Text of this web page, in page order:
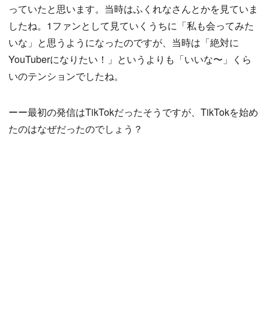
っていたと思います。当時はふくれなさんとかを見ていま
したね。1ファンとして見ていくうちに「私も会ってみた
いな」と思うようになったのですが、当時は「絶対に
YouTuberになりたい！」というよりも「いいな〜」くら
いのテンションでしたね。
ーー最初の発信はTikTokだったそうですが、TikTokを始め
たのはなぜだったのでしょう？